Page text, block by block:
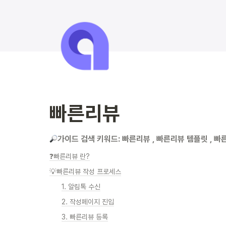
빠른리뷰
가이드 검색 키워드: 빠른리뷰 , 빠른리뷰 템플릿 , 빠
❓빠른리뷰 란?
💡빠른리뷰 작성 프로세스
1. 알림톡 수신
2. 작성페이지 진입
3. 빠른리뷰 등록